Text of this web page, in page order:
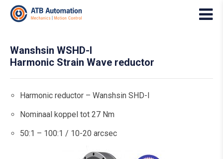
Wanshsin WSHD-I
Harmonic Strain Wave reductor
Harmonic reductor – Wanshsin SHD-I
Nominaal koppel tot 27 Nm
50:1 – 100:1 / 10-20 arcsec